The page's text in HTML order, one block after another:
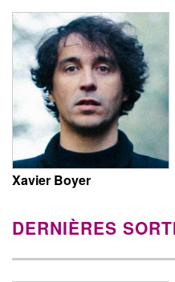
Xavier Boyer
DERNIÈRES